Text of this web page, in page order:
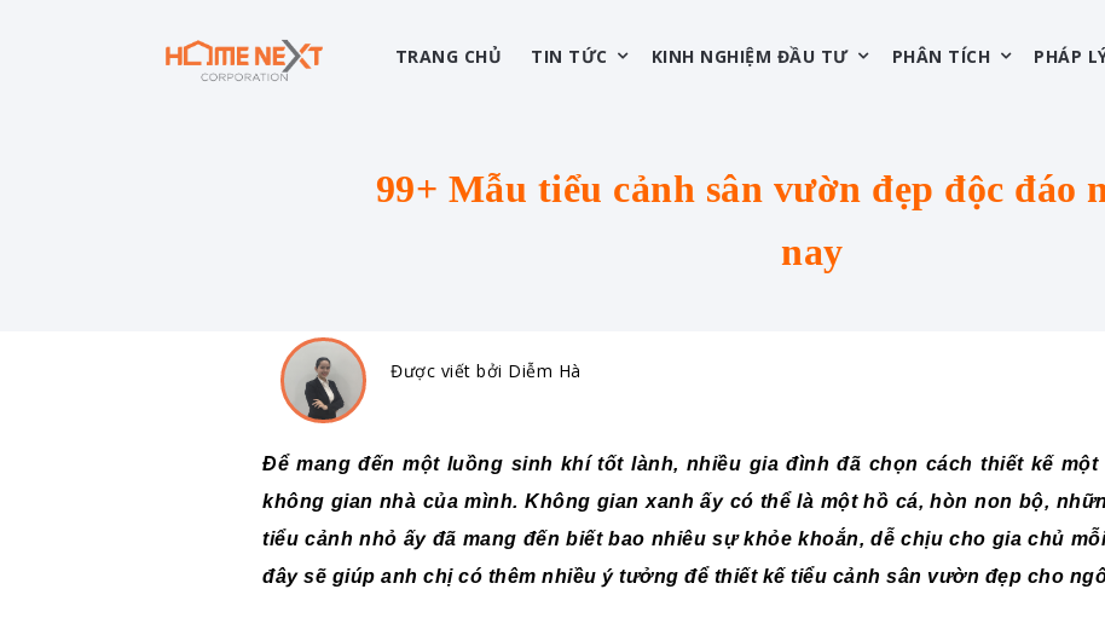
TRANG CHỦ TIN TỨC KINH NGHIỆM ĐẦU TƯ PHÂN TÍCH PHÁP
99+ Mẫu tiểu cảnh sân vườn đẹp độc đáo
nay
Được viết bởi Diễm Hà
Để mang đến một luồng sinh khí tốt lành, nhiều gia đình đã chọn cách thiết kế
không gian nhà của mình. Không gian xanh ấy có thể là một hồ cá, hòn non bộ,
tiểu cảnh nhỏ ấy đã mang đến biết bao nhiêu sự khỏe khoắn, dễ chịu cho gia chủ
đây sẽ giúp anh chị có thêm nhiều ý tưởng để thiết kế tiểu cảnh sân vườn đẹp cho